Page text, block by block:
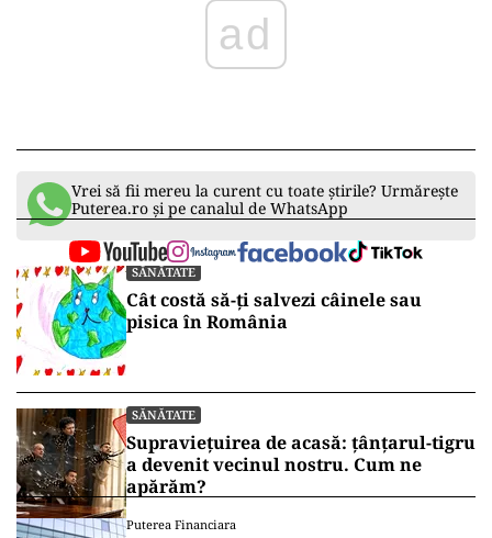
ad
Vrei să fii mereu la curent cu toate știrile? Urmărește
Puterea.ro și pe canalul de WhatsApp
SĂNĂTATE
Cât costă să-ți salvezi câinele sau
pisica în România
SĂNĂTATE
Supraviețuirea de acasă: țânțarul-tigru
a devenit vecinul nostru. Cum ne
apărăm?
Puterea Financiara